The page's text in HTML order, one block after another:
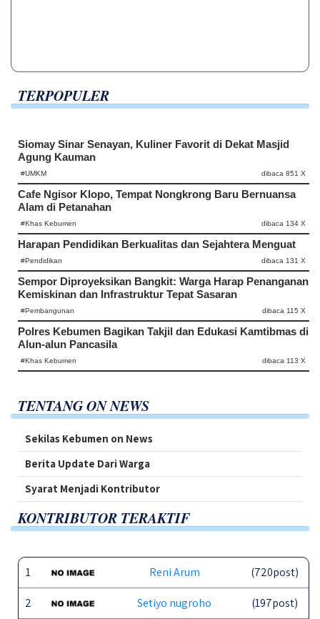
TERPOPULER
Siomay Sinar Senayan, Kuliner Favorit di Dekat Masjid
Agung Kauman
#UMKM dibaca 851 X
Cafe Ngisor Klopo, Tempat Nongkrong Baru Bernuansa
Alam di Petanahan
#Khas Kebumen dibaca 134 X
Harapan Pendidikan Berkualitas dan Sejahtera Menguat
#Pendidikan dibaca 131 X
Sempor Diproyeksikan Bangkit: Warga Harap Penanganan
Kemiskinan dan Infrastruktur Tepat Sasaran
#Pembangunan dibaca 115 X
Polres Kebumen Bagikan Takjil dan Edukasi Kamtibmas di
Alun-alun Pancasila
#Khas Kebumen dibaca 113 X
TENTANG ON NEWS
Sekilas Kebumen on News
Berita Update Dari Warga
Syarat Menjadi Kontributor
KONTRIBUTOR TERAKTIF
1 Reni Arum (720post)
2 Setiyo nugroho (197post)